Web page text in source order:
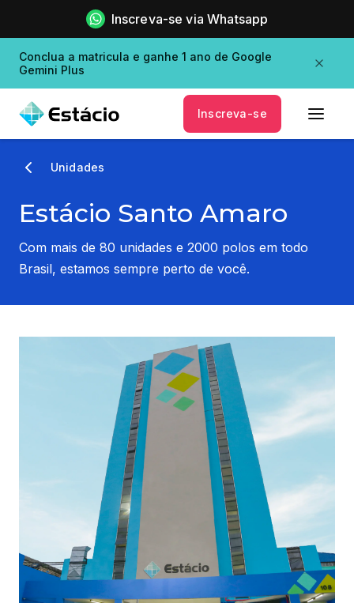
Inscreva-se via Whatsapp
Conclua a matricula e ganhe 1 ano de Google
Gemini Plus
Inscreva-se
Unidades
Estácio Santo Amaro
Com mais de 80 unidades e 2000 polos em todo
Brasil, estamos sempre perto de você.